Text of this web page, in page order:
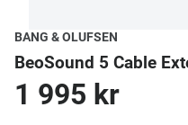
BANG & OLUFSEN
BeoSound 5 Cable
1 995 kr